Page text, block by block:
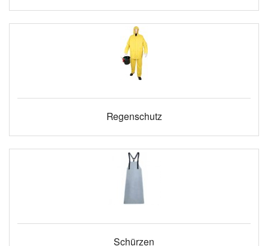
Regenschutz
Schürzen